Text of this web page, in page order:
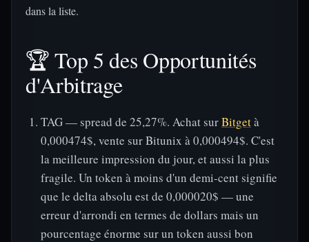
dans la liste.
🏆 Top 5 des Opportunités
d'Arbitrage
TAG — spread de 25,27%. Achat surBitgetà
0,000474$, vente sur Bitunix à 0,000494$. C'est
la meilleure impression du jour, et aussi la plus
fragile. Un token à moins d'un demi-cent signifie
que le delta absolu est de 0,000020$ — une
erreur d'arrondi en termes de dollars mais un
pourcentage énorme sur un token aussi bon